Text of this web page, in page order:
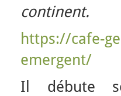
continent.
https://cafe-
emergent/
Il débute